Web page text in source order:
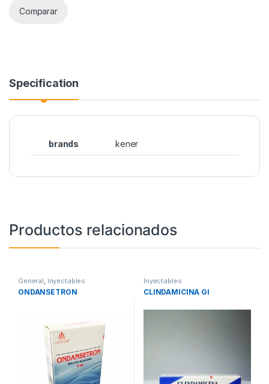
Comparar
Specification
brands kener
Productos relacionados
General, Inyectables
ONDANSETRON
Inyectables
CLINDAMICINA GI